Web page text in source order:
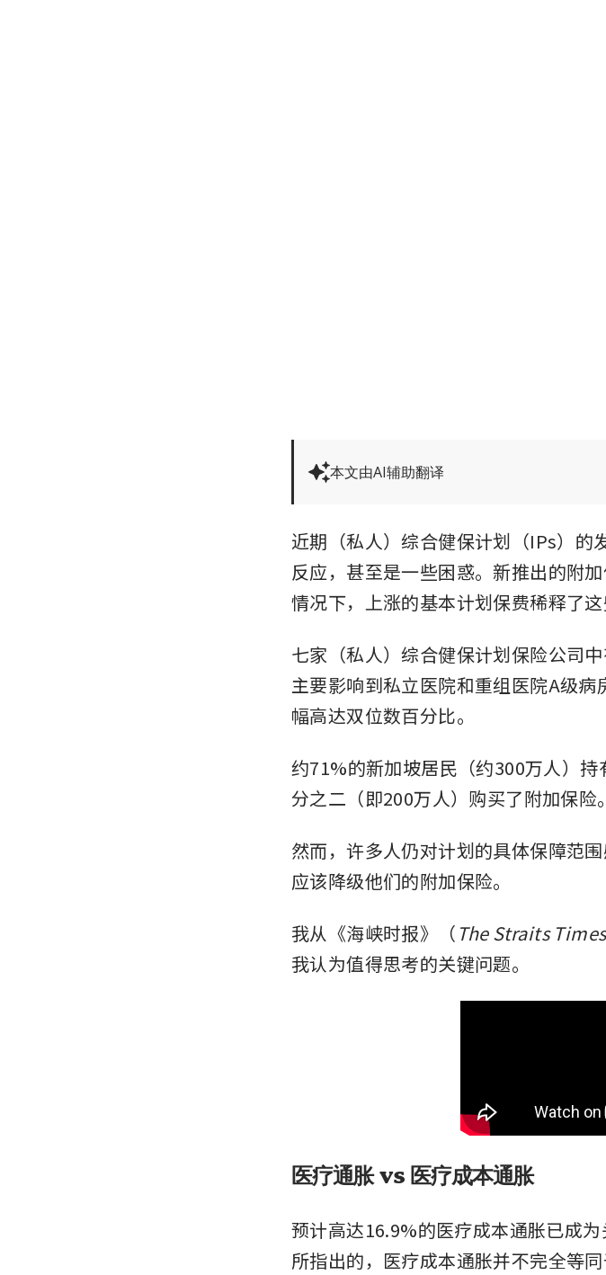
本文由AI辅助翻译
近期（私人）综合健保计划（IPs）的
反应，甚至是一些困惑。新推出的附
情况下，上涨的基本计划保费稀释了这
七家（私人）综合健保计划保险公司
主要影响到私立医院和重组医院A级
幅高达双位数百分比。
约71%的新加坡居民（约300万人）
分之二（即200万人）购买了附加保险。
然而，许多人仍对计划的具体保障范
应该降级他们的附加保险。
我从《海峡时报》（ The Straits Times
我认为值得思考的关键问题。
医疗通胀 vs 医疗成本通胀
预计高达16.9%的医疗成本通胀已成
所指出的，医疗成本通胀并不完全等同